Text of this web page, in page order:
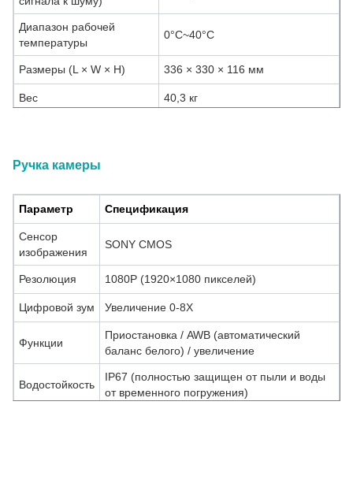
Диапазон рабочей
температуры
0°C~40°C
Размеры (L × W × H) 336 × 330 × 116 мм
Вес 40,3 кг
Ручка камеры
Параметр Спецификация
Сенсор
изображения
SONY CMOS
Резолюция 1080P (1920×1080 пикселей)
Цифровой зум Увеличение 0-8X
Функции
Приостановка / AWB (автоматический
баланс белого) / увеличение
Водостойкость
IP67 (полностью защищен от пыли и воды
от временного погружения)